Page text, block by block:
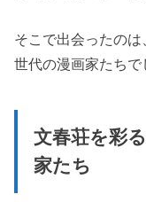
そこで出会ったの
世代の漫画家たちで
文春荘を彩
家たち